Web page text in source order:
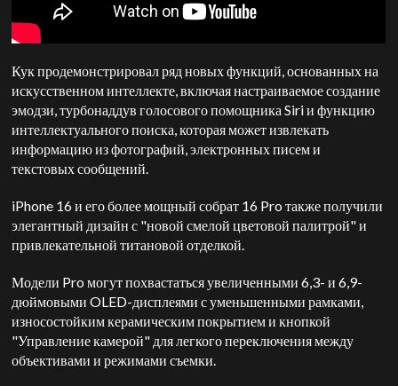
Кук продемонстрировал ряд новых функций, основанных на
искусственном интеллекте, включая настраиваемое создание
эмодзи, турбонаддув голосового помощника Siri и функцию
интеллектуального поиска, которая может извлекать
информацию из фотографий, электронных писем и
текстовых сообщений.
iPhone 16 и его более мощный собрат 16 Pro также получили
элегантный дизайн с "новой смелой цветовой палитрой" и
привлекательной титановой отделкой.
Модели Pro могут похвастаться увеличенными 6,3- и 6,9-
дюймовыми OLED-дисплеями с уменьшенными рамками,
износостойким керамическим покрытием и кнопкой
"Управление камерой" для легкого переключения между
объективами и режимами съемки.